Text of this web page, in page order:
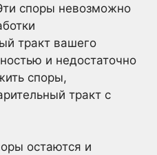
споры невозможно
тракт вашего
и недостаточно
споры,
тракт с
остаются и